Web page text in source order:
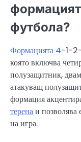
футбола?
Формацията 4-1-2-
която включва
полузащитник,
атакуващ
формация
теренаи позволява
на игра.